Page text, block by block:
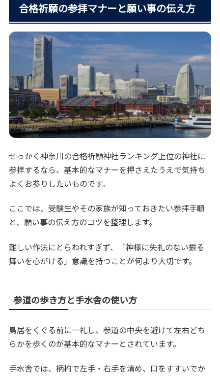
合格祈願の参拝マナーと願い事の伝え方
せっかく神奈川の合格祈願神社ランキング上位の神社に
参拝するなら、基本的なマナーを押さえたうえで気持ち
よくお参りしたいものです。
ここでは、受験生やその家族が知っておきたい参拝手順
と、願い事の伝え方のコツを整理します。
難しい作法にとらわれすぎず、「神様に失礼のない振る
舞いを心がける」意識を持つことが何より大切です。
参道の歩き方と手水舎の使い方
鳥居をくぐる前に一礼し、参道の中央を避けて左右どち
らかを歩くのが基本的なマナーとされています。
手水舎では、柄杓で左手・右手を清め、口をすすいでか